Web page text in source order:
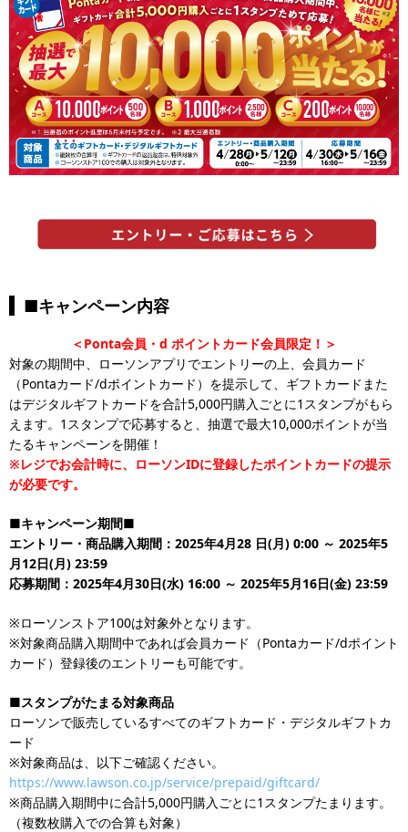
■キャンペーン内容
＜Ponta会員・d ポイントカード会員限定！＞
対象の期間中、ローソンアプリでエントリーの上、会員カード
（Pontaカード/dポイントカード）を提示して、ギフトカードまた
はデジタルギフトカードを合計5,000円購入ごとに1スタンプがもら
えます。1スタンプで応募すると、抽選で最大10,000ポイントが当
たるキャンペーンを開催！
※レジでお会計時に、ローソンIDに登録したポイントカードの提示
が必要です。
■キャンペーン期間■
エントリー・商品購入期間：2025年4月28 日(月) 0:00 ～ 2025年5
月12日(月) 23:59
応募期間：2025年4月30日(水) 16:00 ～ 2025年5月16日(金) 23:59
※ローソンストア100は対象外となります。
※対象商品購入期間中であれば会員カード（Pontaカード/dポイント
カード）登録後のエントリーも可能です。
■スタンプがたまる対象商品
ローソンで販売しているすべてのギフトカード・デジタルギフトカ
ード
※対象商品は、以下ご確認ください。
https://www.lawson.co.jp/service/prepaid/giftcard/
※商品購入期間中に合計5,000円購入ごとに1スタンプたまります。
（複数枚購入での合算も対象）